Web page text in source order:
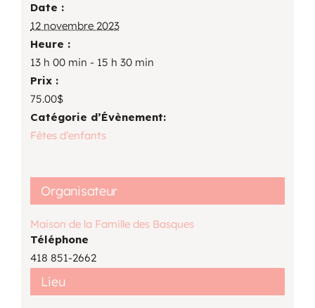
Date :
12 novembre 2023
Heure :
13 h 00 min - 15 h 30 min
Prix :
75.00$
Catégorie d’Évènement:
Fêtes d’enfants
Lieu
Organisateur
Maison de la Famille des Basques
Téléphone
418 851-2662